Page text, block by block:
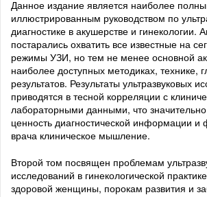
Данное издание является наиболее
иллюстрированным руководством по
диагностике в акушерстве и гинекологии.
постарались охватить все известные на
режимы УЗИ, но тем не менее основной
наиболее доступных методиках, технике,
результатов. Результаты ультразвуковых
приводятся в тесной корреляции с
лабораторными данными, что
ценность диагностической информации и
врача клиническое мышление.
Второй том посвящен проблемам
исследований в гинекологической
здоровой женщины, порокам развития и